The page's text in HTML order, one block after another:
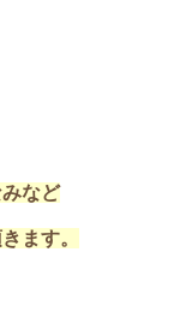
など
ます。